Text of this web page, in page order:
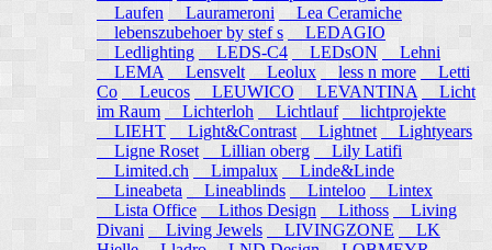
Laufen
Laurameroni
Lea Ceramiche
lebenszubehoer by stef s
LEDAGIO
Ledlighting
LEDS-C4 LEDsON
Lehni
LEMA
Lensvelt Leolux less n more
Letti
Co
Leucos LEUWICO LEVANTINA
Licht
im Raum
Lichterloh Lichtlauf lichtprojekte
LIEHT
Light&Contrast Lightnet
Lightyears
Ligne Roset
Lillian oberg
Lily Latifi
Limited.ch
Limpalux
Linde&Linde
Lineabeta
Lineablinds Linteloo
Lintex
Lista Office Lithos Design Lithoss
Living
Divani
Living Jewels LIVINGZONE
LK